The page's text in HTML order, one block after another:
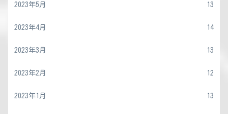
2023年5月 13
2023年4月 14
2023年3月 13
2023年2月 12
2023年1月 13